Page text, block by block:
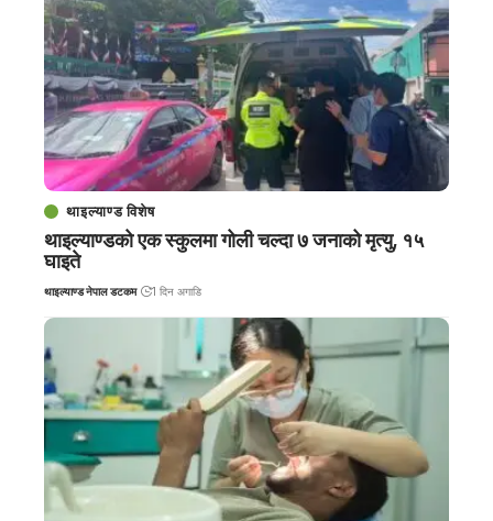
थाइल्याण्ड विशेष
थाइल्याण्डको एक स्कुलमा गोली चल्दा ७ जनाको मृत्यु, १५
घाइते
थाइल्याण्ड नेपाल डटकम 1 दिन अगाडि